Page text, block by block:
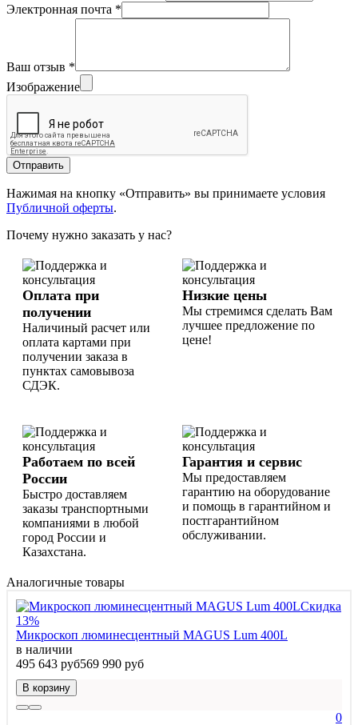
Электронная почта *
Ваш отзыв *
Изображение
Отправить
Нажимая на кнопку «Отправить» вы принимаете условия
Публичной оферты.
Почему нужно заказать у нас?
Оплата при
получении
Наличиный расчет или
оплата картами при
получении заказа в
пунктах самовывоза
СДЭК.
Низкие цены
Мы стремимся сделать Вам
лучшее предложение по
цене!
Работаем по всей
России
Быстро доставляем
заказы транспортными
компаниями в любой
город России и
Казахстана.
Гарантия и сервис
Мы предоставляем
гарантию на оборудование
и помощь в гарантийном и
постгарантийном
обслуживании.
Аналогичные товары
Скидка
13%
Микроскоп люминесцентный MAGUS Lum 400L
в наличии
495 643 руб569 990 руб
В корзину
0